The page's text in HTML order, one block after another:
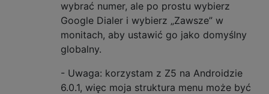
wybrać numer, ale po prostu wybierz
Google Dialer i wybierz „Zawsze” w
monitach, aby ustawić go jako domyślny
globalny.
- Uwaga: korzystam z Z5 na Androidzie
6.0.1, więc moja struktura menu może być